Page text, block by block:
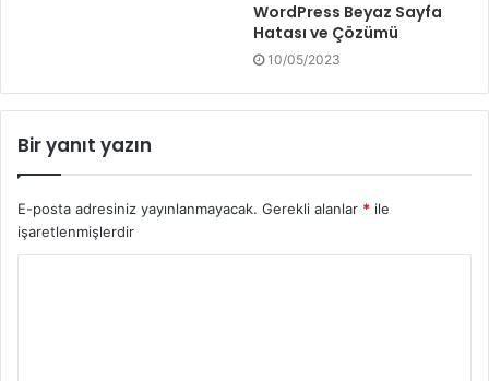
WordPress Beyaz Sayfa
Hatası ve Çözümü
10/05/2023
Bir yanıt yazın
E-posta adresiniz yayınlanmayacak. Gerekli alanlar * ile
işaretlenmişlerdir